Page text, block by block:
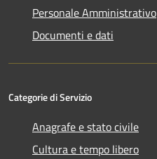
Personale Amministrativo
Documenti e dati
Categorie di Servizio
Anagrafe e stato civile
Cultura e tempo libero